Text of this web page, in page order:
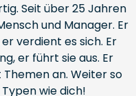
Seit über 25 Jahren
und Manager. Er
verdient es sich. Er
er führt sie aus. Er
an. Weiter so
wie dich!